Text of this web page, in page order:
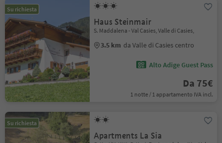
Su richiesta
Haus Steinmair
S. Maddalena - Val Casies, Valle di Casies,
3.5 km da Valle di Casies centro
Alto Adige Guest Pass
Da 75€
1 notte / 1 appartamento IVA incl.
Su richiesta
Apartments La Sia